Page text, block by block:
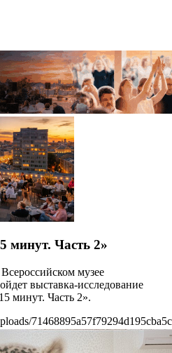
минут. Часть 2»
музее
выставка-исследование
минут. Часть 2».